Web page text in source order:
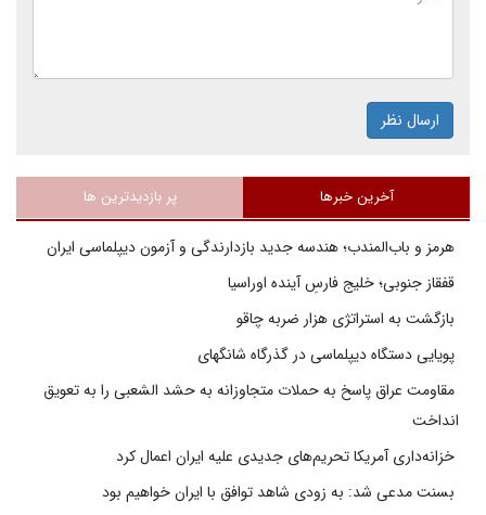
ارسال نظر
آخرین خبرها پر بازدیدترین ها
هرمز و باب‌المندب؛ هندسه جدید بازدارندگی و آزمون دیپلماسی ایران
قفقاز جنوبی؛ خلیج فارسِ آینده اوراسیا
بازگشت به استراتژی هزار ضربه چاقو
پویایی دستگاه دیپلماسی در گذرگاه شانگهای
مقاومت عراق پاسخ به حملات متجاوزانه به حشد الشعبی را به تعویق
انداخت
خزانه‌داری آمریکا تحریم‌های جدیدی علیه ایران اعمال کرد
بسنت مدعی شد: به زودی شاهد توافق با ایران خواهیم بود